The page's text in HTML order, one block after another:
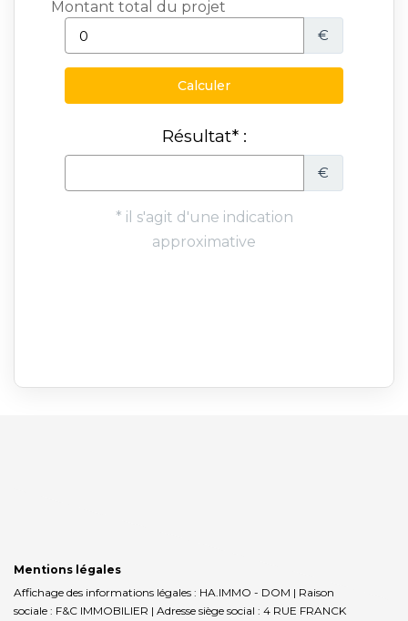
Mentions légales
Affichage des informations légales : HA.IMMO - DOM | Raison
sociale : F&C IMMOBILIER | Adresse siège social : 4 RUE FRANCK